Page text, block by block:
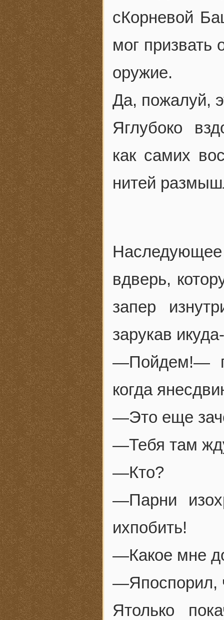
сКорневой
мог призвать
оружие.
Да, пожалуй,
Яглубоко
как самих
нитей
Наследующее
вдверь,
запер
зарукав
—Пойдем!—
когда
—Это еще
—Тебя там
—Кто?
—Парни
ихпобить!
—Какое мне
—Япоспорил,
Ятолько